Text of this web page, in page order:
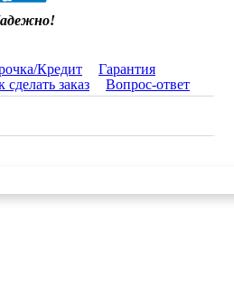
Кредит
Гарантия
сделать заказ Вопрос-ответ